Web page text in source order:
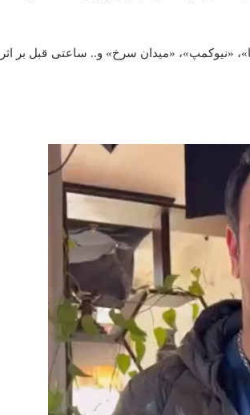
«نیوکمپ»، «میدان سرخ» و‌.. ساعتی قبل بر‌ اثر